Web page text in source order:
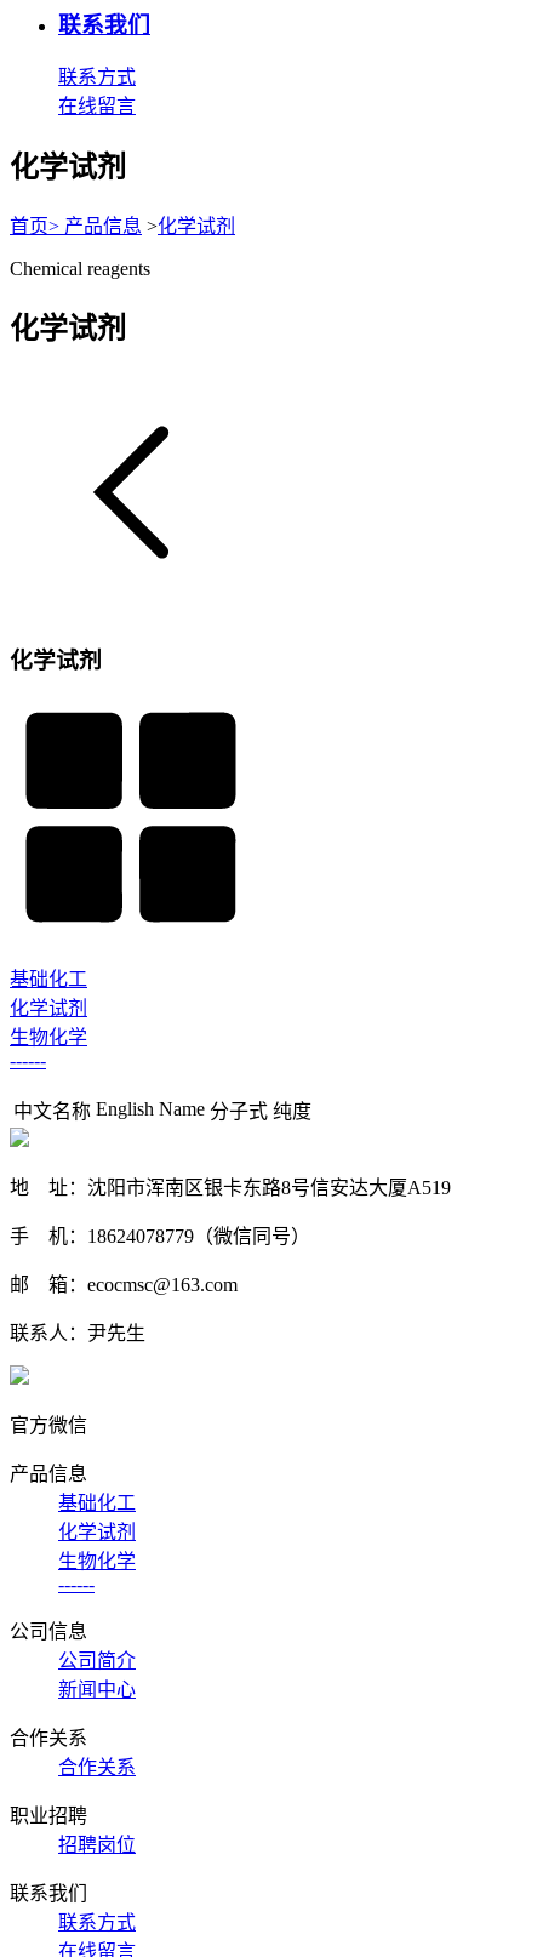
联系我们
联系方式
在线留言
化学试剂
首页> 产品信息 >化学试剂
Chemical reagents
化学试剂
化学试剂
基础化工
化学试剂
生物化学
------
中文名称 English Name 分子式 纯度
地 址：沈阳市浑南区银卡东路8号信安达大厦A519
手 机：18624078779（微信同号）
邮 箱：ecocmsc@163.com
联系人：尹先生
官方微信
产品信息
基础化工
化学试剂
生物化学
------
公司信息
公司简介
新闻中心
合作关系
合作关系
职业招聘
招聘岗位
联系我们
联系方式
在线留言